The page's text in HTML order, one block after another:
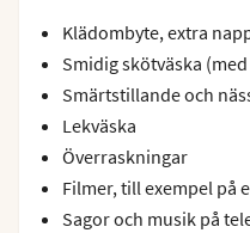
Klädombyte, extra
Smidig skötväska
Smärtstillande och
Lekväska
Överraskningar
Filmer, till exempel på
Sagor och musik på